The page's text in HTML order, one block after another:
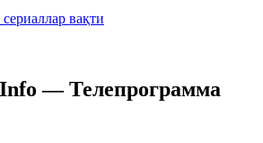
вақти
— Телепрограмма